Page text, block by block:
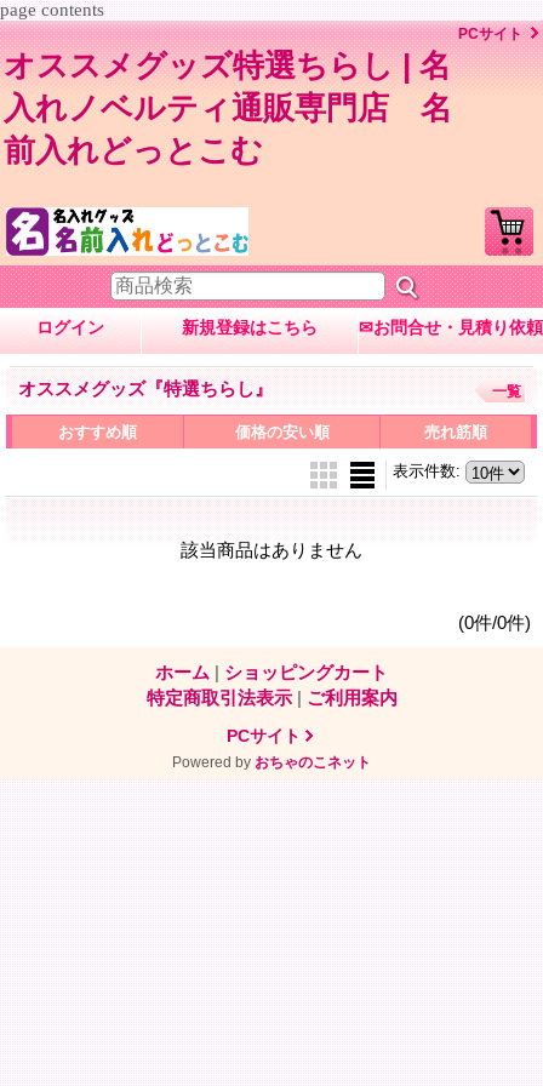
page contents
オススメグッズ特選ちらし | 名
入れノベルティ通販専門店 名
前入れどっとこむ
PCサイト
ログイン 新規登録はこちら ✉お問合せ・見積り依頼
オススメグッズ『特選ちらし』 一覧
おすすめ順 価格の安い順 売れ筋順
表示件数:
該当商品はありません
(0件/0件)
ホーム | ショッピングカート
特定商取引法表示 | ご利用案内
PCサイト
Powered by おちゃのこネット